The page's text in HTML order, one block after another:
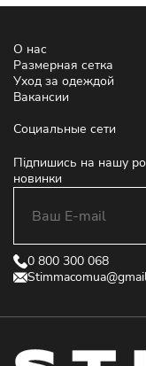
О нас
Размерная сетка
Уход за одеждой
Вакансии
Социальные сети
Підпишись на нашу
новинки
0 800 300 068